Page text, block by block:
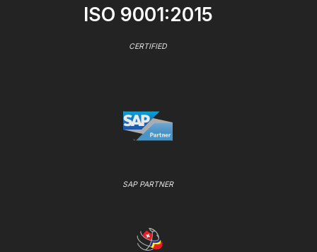
ISO 9001:2015
CERTIFIED
SAP PARTNER